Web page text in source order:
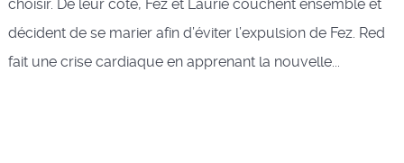
choisir. De leur côté, Fez et Laurie couchent ensemble et
décident de se marier afin d’éviter l’expulsion de Fez. Red
fait une crise cardiaque en apprenant la nouvelle...